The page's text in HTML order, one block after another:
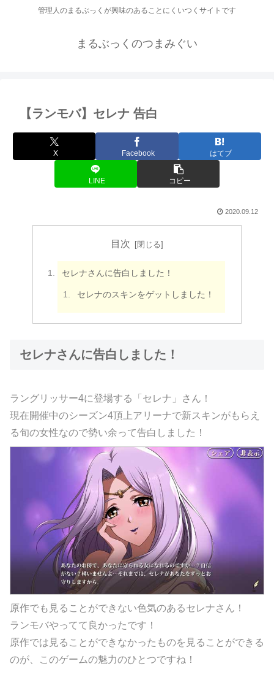
管理人のまるぶっくが興味のあることにくいつくサイトです
まるぶっくのつまみぐい
【ランモバ】セレナ 告白
X Facebook はてブ
LINE コピー
2020.09.12
目次
セレナさんに告白しました！
セレナのスキンをゲットしました！
セレナさんに告白しました！
ラングリッサー4に登場する「セレナ」さん！
現在開催中のシーズン4頂上アリーナで新スキンがもらえ
る旬の女性なので勢い余って告白しました！
原作でも見ることができない色気のあるセレナさん！
ランモバやってて良かったです！
原作では見ることができなかったものを見ることができる
のが、このゲームの魅力のひとつですね！